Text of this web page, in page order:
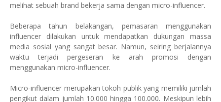
melihat sebuah brand bekerja sama dengan micro-influencer.
Beberapa tahun belakangan, pemasaran menggunakan
influencer dilakukan untuk mendapatkan dukungan massa
media sosial yang sangat besar. Namun, seiring berjalannya
waktu terjadi pergeseran ke arah promosi dengan
menggunakan micro-influencer.
Micro-influencer merupakan tokoh publik yang memiliki jumlah
pengikut dalam jumlah 10.000 hingga 100.000. Meskipun lebih